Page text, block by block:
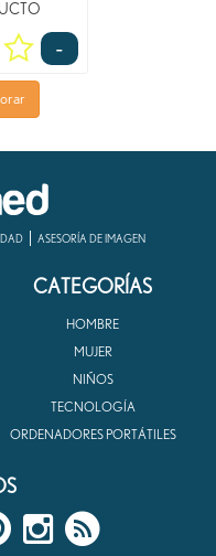
-
ASESORÍA DE IMAGEN
CATEGORÍAS
HOMBRE
MUJER
NIÑOS
TECNOLOGÍA
ORDENADORES PORTÁTILES